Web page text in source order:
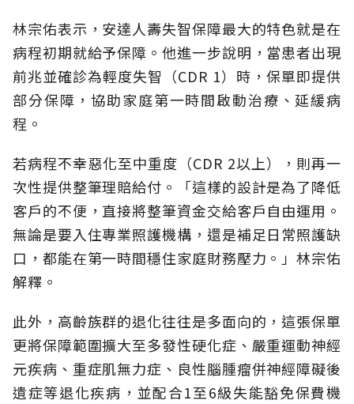
林宗佑表示，安達人壽失智保障最大的特色就是在
病程初期就給予保障。他進一步說明，當患者出現
前兆並確診為輕度失智（CDR 1）時，保單即提供
部分保障，協助家庭第一時間啟動治療、延緩病
程。
若病程不幸惡化至中重度（CDR 2以上），則再一
次性提供整筆理賠給付。「這樣的設計是為了降低
客戶的不便，直接將整筆資金交給客戶自由運用。
無論是要入住專業照護機構，還是補足日常照護缺
口，都能在第一時間穩住家庭財務壓力。」林宗佑
解釋。
此外，高齡族群的退化往往是多面向的，這張保單
更將保障範圍擴大至多發性硬化症、嚴重運動神經
元疾病、重症肌無力症、良性腦腫瘤併神經障礙後
遺症等退化疾病，並配合1至6級失能豁免保費機